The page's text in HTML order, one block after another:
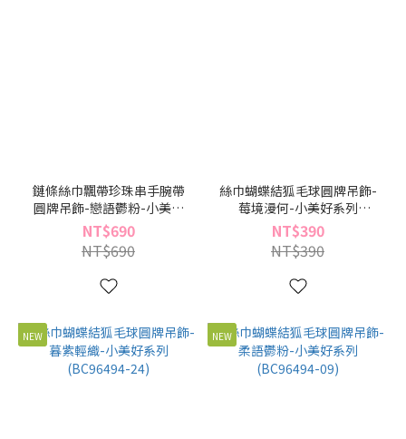
鏈條絲巾飄帶珍珠串手腕帶
圓牌吊飾-戀語鬱粉-小美好
系列(BC96549-09)
NT$690
NT$690
絲巾蝴蝶結狐毛球圓牌吊飾-
莓境漫何-小美好系列
(BC96494-70)
NT$390
NT$390
NEW NEW